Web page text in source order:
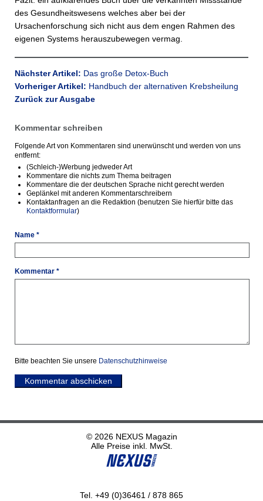
des Gesundheitswesens welches aber bei der
Ursachenforschung sich nicht aus dem engen Rahmen des
eigenen Systems herauszubewegen vermag.
Nächster Artikel: Das große Detox-Buch
Vorheriger Artikel: Handbuch der alternativen Krebsheilung
Zurück zur Ausgabe
Kommentar schreiben
Folgende Art von Kommentaren sind unerwünscht und werden von uns
entfernt:
(Schleich-)Werbung jedweder Art
Kommentare die nichts zum Thema beitragen
Kommentare die der deutschen Sprache nicht gerecht werden
Geplänkel mit anderen Kommentarschreibern
Kontaktanfragen an die Redaktion (benutzen Sie hierfür bitte das
Kontaktformular)
Name *
Kommentar *
Bitte beachten Sie unsere Datenschutzhinweise
Kommentar abschicken
© 2026 NEXUS Magazin
Alle Preise inkl. MwSt.
Tel. +49 (0)36461 / 878 865